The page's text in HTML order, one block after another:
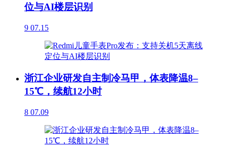
位与AI楼层识别
9 07.15
浙江企业研发自主制冷马甲，体表降温8–
15℃，续航12小时
8 07.09